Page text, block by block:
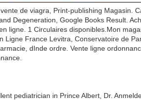
de viagra, Print-publishing Magasin.
Degeneration, Google Books Result.
ligne. 1 Circulaires disponibles.Mon
France Levitra, Conservatoire de
dInde ordre. Vente ligne
pediatrician in Prince Albert, Dr.